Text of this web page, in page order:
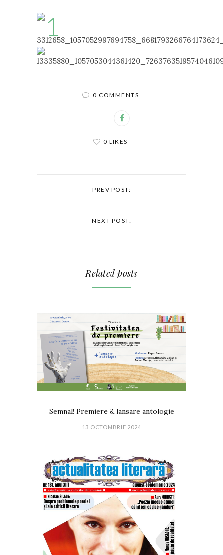
0 COMMENTS
0 LIKES
PREV POST:
NEXT POST:
Related posts
Semnal! Premiere & lansare antologie
13 OCTOMBRIE 2024